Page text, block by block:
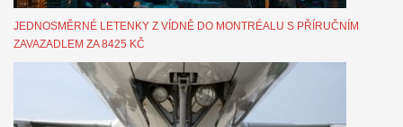
JEDNOSMĚRNÉ LETENKY Z VÍDNĚ DO MONTRÉALU S PŘÍRUČNÍM
ZAVAZADLEM ZA 8425 KČ